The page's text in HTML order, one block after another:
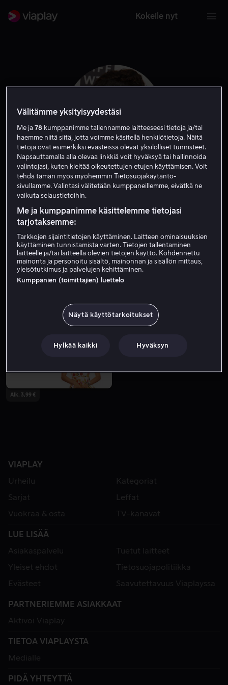
Kokeile nyt
Marcia DeBonis
Näyttelijä
Alk. 3,99 €
VIAPLAY
Urheilu
Kategoriat
Sarjat
Leffat
Vuokraa & osta
TV-kanavat
LUE LISÄÄ
Asiakaspalvelu
Tuetut laitteet
Yleiset ehdot
Tietosuojapolitiikka
Evästeet
Saavutettavuus Viaplayssa
PARTNERIEMME ASIAKKAAT
Aktivoi Viaplay
TIETOA VIAPLAYSTA
Medialle
PIDÄ YHTEYTTÄ
Välitämme yksityisyydestäsi
Me ja78 kumppanimme tallennamme laitteeseesi tietoja ja/tai
haemme niitä siitä, jotta voimme käsitellä henkilötietoja. Näitä
tietoja ovat esimerkiksi evästeissä olevat yksilölliset tunnisteet.
Napsauttamalla alla olevaa linkkiä voit hyväksyä tai hallinnoida
valintojasi, kuten kieltää oikeutettujen etujen käyttämisen. Voit
tehdä tämän myös myöhemmin Tietosuojakäytäntö-
sivullamme. Valintasi välitetään kumppaneillemme, eivätkä ne
vaikuta selaustietoihin.
Me ja kumppanimme käsittelemme tietojasi
tarjotaksemme:
Tarkkojen sijaintitietojen käyttäminen. Laitteen ominaisuuksien
käyttäminen tunnistamista varten. Tietojen tallentaminen
laitteelle ja/tai laitteella olevien tietojen käyttö. Kohdennettu
mainonta ja personoitu sisältö, mainonnan ja sisällön mittaus,
yleisötutkimus ja palvelujen kehittäminen.
Kumppanien (toimittajien) luettelo
Näytä käyttötarkoitukset
Hylkää kaikki Hyväksyn